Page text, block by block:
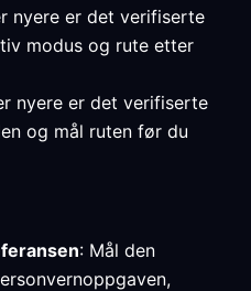
nyere er det verifiserte
modus og rute etter
nyere er det verifiserte
og mål ruten før du
: Mål den